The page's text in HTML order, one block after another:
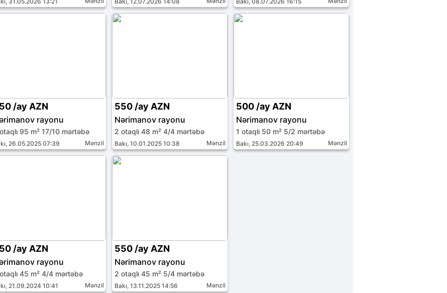
/ay AZN
rayonu
95 m² 17/10 mərtəbə
26.05.2025 07:39 Mənzil
550 /ay AZN
Nərimanov rayonu
2 otaqlı 48 m² 4/4 mərtəbə
Bakı, 10.01.2025 10:38 Mənzil
500 /ay AZN
Nərimanov rayonu
1 otaqlı 50 m² 5/2 mərtəbə
Bakı, 25.03.2026 20:49 Mənzil
/ay AZN
rayonu
45 m² 4/4 mərtəbə
21.09.2024 10:41 Mənzil
550 /ay AZN
Nərimanov rayonu
2 otaqlı 45 m² 5/4 mərtəbə
Bakı, 13.11.2025 14:56 Mənzil